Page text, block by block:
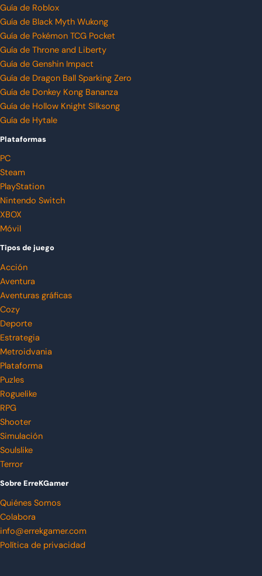
Guía de Roblox
Guía de Black Myth Wukong
Guía de Pokémon TCG Pocket
Guía de Throne and Liberty
Guía de Genshin Impact
Guía de Dragon Ball Sparking Zero
Guía de Donkey Kong Bananza
Guía de Hollow Knight Silksong
Guía de Hytale
Plataformas
PC
Steam
PlayStation
Nintendo Switch
XBOX
Móvil
Tipos de juego
Acción
Aventura
Aventuras gráficas
Cozy
Deporte
Estrategia
Metroidvania
Plataforma
Puzles
Roguelike
RPG
Shooter
Simulación
Soulslike
Terror
Sobre ErreKGamer
Quiénes Somos
Colabora
info@errekgamer.com
Política de privacidad